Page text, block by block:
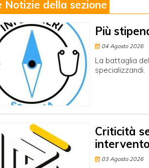
Notizie della sezione
Più
04 Agosto 2026
La battaglia
specializzandi.
Criticità
intervento
03 Agosto 2026